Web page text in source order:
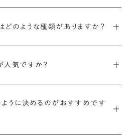
呼ばれます。
のような種類がありますか？
を誇ります。
人気ですか？
ィア」です。
うに決めるのがおすすめです